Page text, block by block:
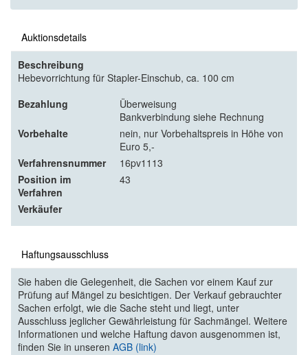
Auktionsdetails
Beschreibung
Hebevorrichtung für Stapler-Einschub, ca. 100 cm
Bezahlung
Überweisung
Bankverbindung siehe Rechnung
Vorbehalte
nein, nur Vorbehaltspreis in Höhe von
Euro 5,-
Verfahrensnummer
16pv1113
Position im
Verfahren
43
Verkäufer
Haftungsausschluss
Sie haben die Gelegenheit, die Sachen vor einem Kauf zur
Prüfung auf Mängel zu besichtigen. Der Verkauf gebrauchter
Sachen erfolgt, wie die Sache steht und liegt, unter
Ausschluss jeglicher Gewährleistung für Sachmängel. Weitere
Informationen und welche Haftung davon ausgenommen ist,
finden Sie in unseren AGB (link)